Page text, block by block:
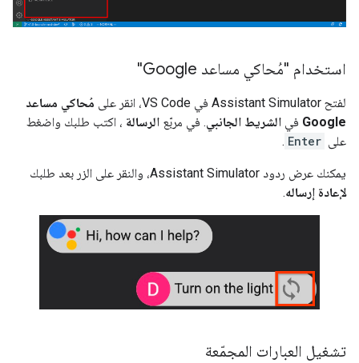
استخدام "مُحاكي مساعد Google"
لفتح Assistant Simulator في VS Code، انقر على
مُحاكي مساعد
Google في الشريط الجانبي. في مربّع الرسالة ، اكتب طلبك واضغط
على Enter
.
يمكنك عرض ردود Assistant Simulator، والنقر على الزر بعد طلبك
لإعادة إرساله.
تشغيل العبارات المجمّعة